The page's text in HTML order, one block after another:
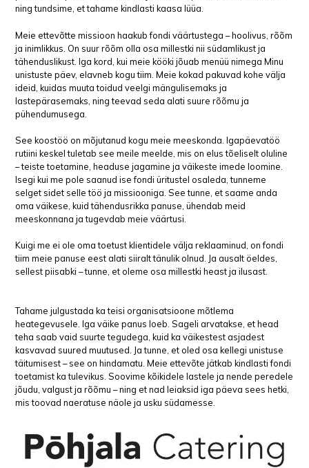
ning tundsime, et tahame kindlasti kaasa lüüa.
Meie ettevõtte missioon haakub fondi väärtustega – hoolivus, rõõm
ja inimlikkus. On suur rõõm olla osa millestki nii südamlikust ja
tähenduslikust. Iga kord, kui meie kööki jõuab menüü nimega Minu
unistuste päev, elavneb kogu tiim. Meie kokad pakuvad kohe välja
ideid, kuidas muuta toidud veelgi mängulisemaks ja
lastepärasemaks, ning teevad seda alati suure rõõmu ja
pühendumusega.
See koostöö on mõjutanud kogu meie meeskonda. Igapäevatöö
rutiini keskel tuletab see meile meelde, mis on elus tõeliselt oluline
– teiste toetamine, headuse jagamine ja väikeste imede loomine.
Isegi kui me pole saanud ise fondi üritustel osaleda, tunneme
selget sidet selle töö ja missiooniga. See tunne, et saame anda
oma väikese, kuid tähendusrikka panuse, ühendab meid
meeskonnana ja tugevdab meie väärtusi.
Kuigi me ei ole oma toetust klientidele välja reklaaminud, on fondi
tiim meie panuse eest alati siiralt tänulik olnud. Ja ausalt öeldes,
sellest piisabki – tunne, et oleme osa millestki heast ja ilusast.
Tahame julgustada ka teisi organisatsioone mõtlema
heategevusele. Iga väike panus loeb. Sageli arvatakse, et head
teha saab vaid suurte tegudega, kuid ka väikestest asjadest
kasvavad suured muutused. Ja tunne, et oled osa kellegi unistuse
täitumisest – see on hindamatu. Meie ettevõte jätkab kindlasti fondi
toetamist ka tulevikus. Soovime kõikidele lastele ja nende peredele
jõudu, valgust ja rõõmu – ning et nad leiaksid iga päeva sees hetki,
mis toovad naeratuse näole ja usku südamesse.